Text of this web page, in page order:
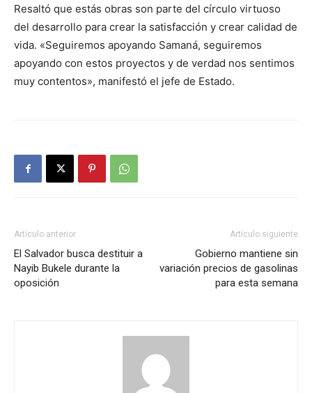
Resaltó que estás obras son parte del círculo virtuoso
del desarrollo para crear la satisfacción y crear calidad de
vida. «Seguiremos apoyando Samaná, seguiremos
apoyando con estos proyectos y de verdad nos sentimos
muy contentos», manifestó el jefe de Estado.
Artículo anterior
El Salvador busca destituir a
Nayib Bukele durante la
oposición
Artículo siguiente
Gobierno mantiene sin
variación precios de gasolinas
para esta semana